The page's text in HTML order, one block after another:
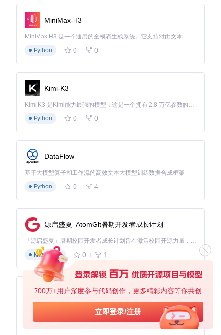
700万+用户深度参与代码创作，更多精彩内容等你共创
立即登录/注册
MiniMax-H3
MiniMax H3 是一个通用的全模态生成系统。它支持对由文本、图像、视频和音频组成的多模态上下文进行统一理解，并能生成分辨率高达 2K、时长可达 15 秒的带原生立体声音频的视频。得益于面向任务泛化的系统设计，H3 在预训练阶段就已具备广泛的多模态上下文理解与生成能力，能够出色地执行复杂的多模态指令。
Python
0 0
Kimi-K3
Kimi K3 是Kimi能力最强的模型：这是一个拥有 2.8 万亿参数的混合专家（MoE）模型，具备原生视觉理解能力，并支持 100 万 token 的上下文窗口。
Python
0 0
DataFlow
基于大模型算子和工作流的高效文本大模型训练数据合成框架
Python
0 4
源启盛夏_AtomGit暑期开发者成长计划
「源启盛夏」暑期校园开发者成长计划旨在激活校园开源力量，通过积分激励、认证扶持、资源倾斜等形式，引导高校组织和开发者完成「入驻 — 建项目 — 做贡献 — 获认证 — 得资源」的完整闭环。无论你是想带领社团入驻平台的组织者，还是希望用代码贡献证明自己的开发者，都能在这里找到属于你的成长路径。
Markdown
0 1
py-xiaozhi
基于Python的Xiaozhi AI，适用于想要完整Xiaozhi体验而无需拥有专用硬件的用户。
Python
0 1